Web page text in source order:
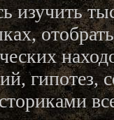
изучить
гипотез,